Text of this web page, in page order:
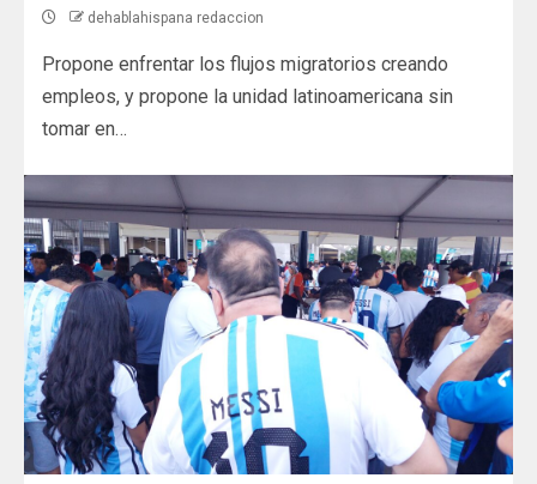
dehablahispana redaccion
Propone enfrentar los flujos migratorios creando
empleos, y propone la unidad latinoamericana sin
tomar en…